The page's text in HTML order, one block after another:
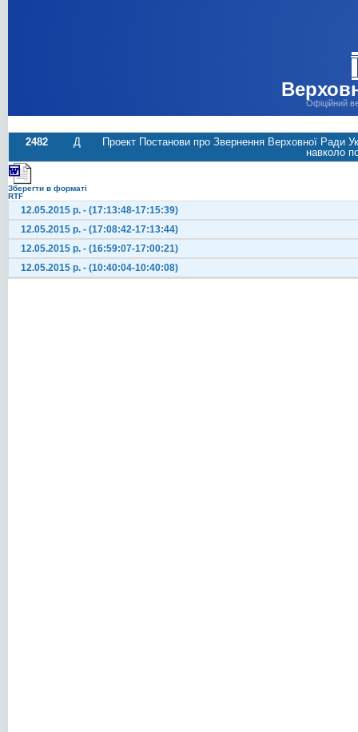
Офіційний
2482 Д
Проект Постанови про Звернення Верховної Ради
навколо
Зберегти в форматі
RTF
12.05.2015 р. - (17:13:48-17:15:39)
12.05.2015 р. - (17:08:42-17:13:44)
12.05.2015 р. - (16:59:07-17:00:21)
12.05.2015 р. - (10:40:04-10:40:08)